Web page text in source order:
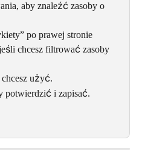
aby znaleźć zasoby o
po prawej stronie
chcesz filtrować zasoby
użyć.
potwierdzić i zapisać.